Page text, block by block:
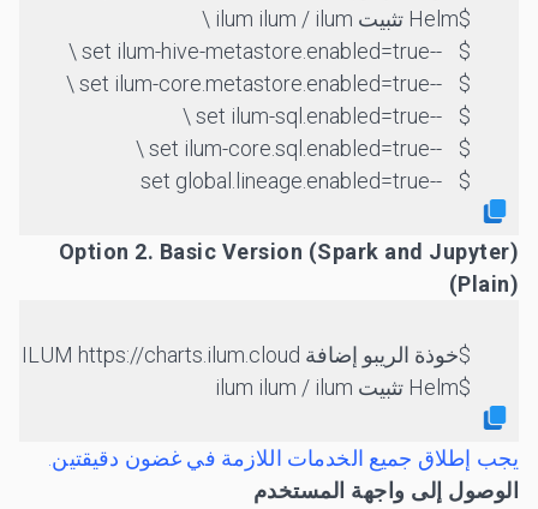
Helm تثبيت ilum ilum / ilum \
Option 2. Basic Version (Spark and Jupyter)
(Plain)
خوذة الريبو إضافة ILUM https://charts.ilum.cloud
Helm تثبيت ilum ilum / ilum
يجب إطلاق جميع الخدمات اللازمة في غضون دقيقتين.
الوصول إلى واجهة المستخدم